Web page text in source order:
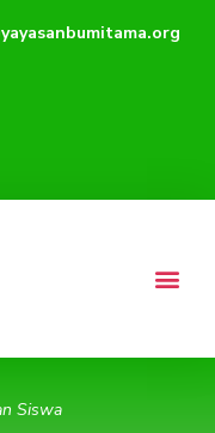
Siswa